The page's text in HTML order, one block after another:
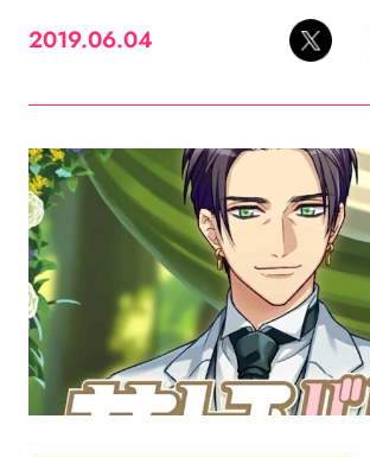
2019.06.04